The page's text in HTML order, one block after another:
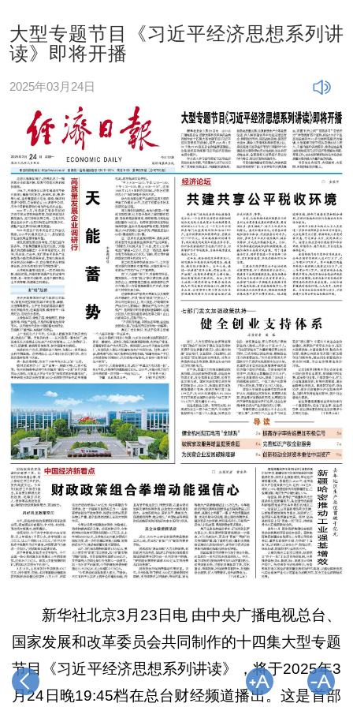
大型专题节目《习近平经济思想系列讲
读》即将开播
2025年03月24日
新华社北京3月23日电 由中央广播电视总台、
国家发展和改革委员会共同制作的十四集大型专题
节目《习近平经济思想系列讲读》，将于2025年3
月24日晚19:45档在总台财经频道播出。这是首部